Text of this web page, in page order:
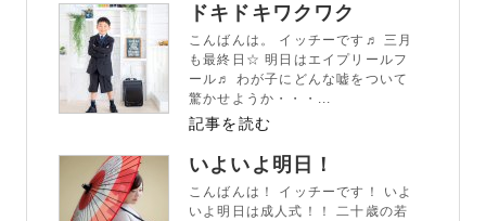
ドキドキワクワク
こんばんは。 イッチーです♬ 三月
も最終日☆ 明日はエイプリールフ
ール♬ わが子にどんな嘘をついて
驚かせようか・・・...
記事を読む
いよいよ明日！
こんばんは！ イッチーです！ いよ
いよ明日は成人式！！ 二十歳の若